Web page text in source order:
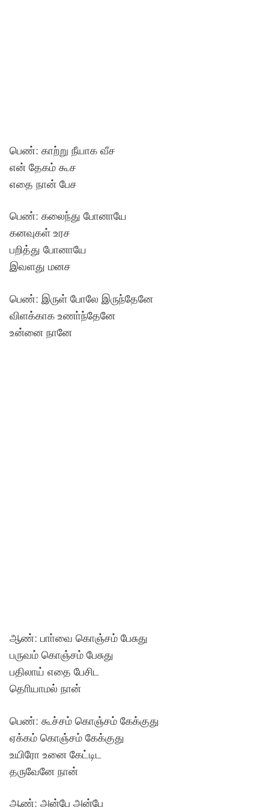
பெண்: காற்று நீயாக வீச
என் தேகம் கூச
எதை நான் பேச
பெண்: கலைந்து போனாயே
கனவுகள் உரச
பறித்து போனாயே
இவளது மனச
பெண்: இருள் போலே இருந்தேனே
விளக்காக உணா்ந்தேனே
உன்னை நானே
ஆண்: பாா்வை கொஞ்சம் பேசுது
பருவம் கொஞ்சம் பேசுது
பதிலாய் எதை பேசிட
தொியாமல் நான்
பெண்: கூச்சம் கொஞ்சம் கேக்குது
ஏக்கம் கொஞ்சம் கேக்குது
உயிரோ உனை கேட்டிட
தருவேனே நான்